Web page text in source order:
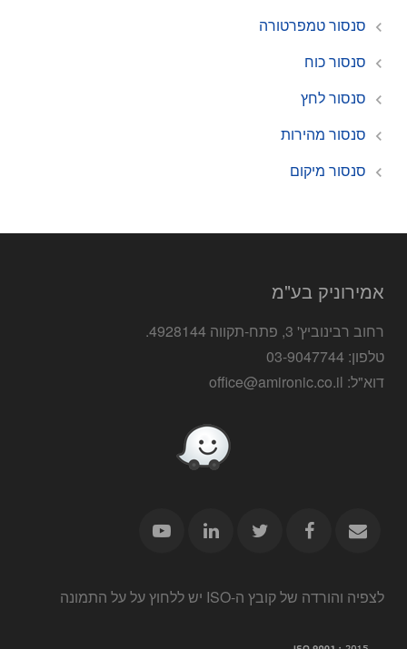
סנסור טמפרטורה
סנסור כוח
סנסור לחץ
סנסור מהירות
סנסור מיקום
אמירוניק בע"מ
רחוב רבינוביץ' 3, פתח-תקווה 4928144.
טלפון: 03-9047744
דוא"ל: office@amironic.co.il
לצפיה והורדה של קובץ ה-ISO יש ללחוץ על על התמונה